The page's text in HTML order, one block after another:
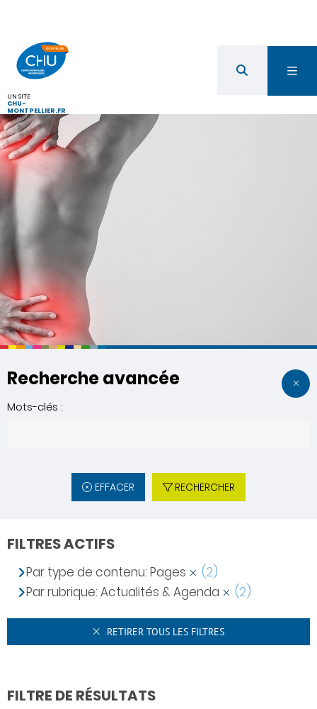
UN SITE
CHU-
MONTPELLIER.FR
Recherche avancée
Mots-clés :
EFFACER RECHERCHER
FILTRES ACTIFS
Par type de contenu: Pages
(2)
Par rubrique: Actualités & Agenda
(2)
RETIRER TOUS LES FILTRES
FILTRE DE RÉSULTATS